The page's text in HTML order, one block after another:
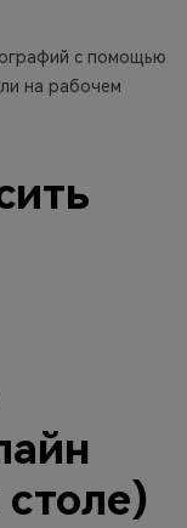
с помощью
на рабочем